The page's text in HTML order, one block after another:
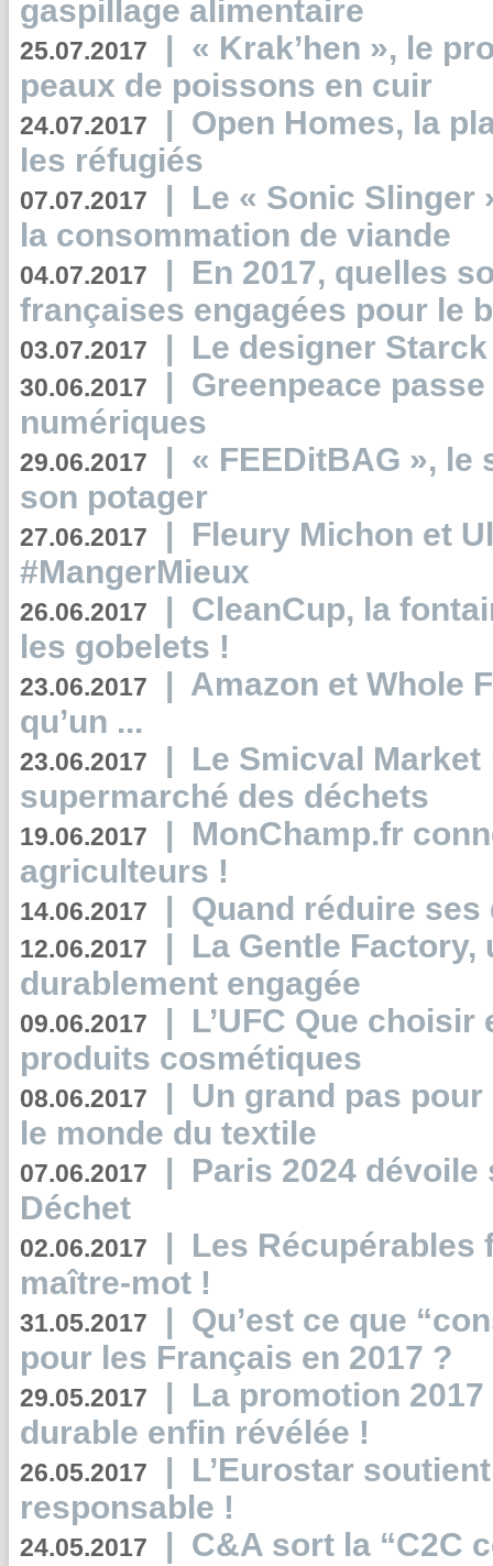
gaspillage alimentaire
25.07.2017 | « Krak’hen », le
peaux de poissons en cuir
24.07.2017 | Open Homes, la
les réfugiés
07.07.2017 | Le « Sonic Slinger
la consommation de viande
04.07.2017 | En 2017, quelles
françaises engagées pour le
03.07.2017 | Le designer
30.06.2017 | Greenpeace
numériques
29.06.2017 | « FEEDitBAG », le
son potager
27.06.2017 | Fleury Michon et
#MangerMieux
26.06.2017 | CleanCup, la
les gobelets !
23.06.2017 | Amazon et Whole
qu’un ...
23.06.2017 | Le Smicval
supermarché des déchets
19.06.2017 | MonChamp.fr
agriculteurs !
14.06.2017 | Quand réduire
12.06.2017 | La Gentle
durablement engagée
09.06.2017 | L’UFC Que
produits cosmétiques
08.06.2017 | Un grand pas
le monde du textile
07.06.2017 | Paris 2024
Déchet
02.06.2017 | Les Récupérables
maître-mot !
31.05.2017 | Qu’est ce que
pour les Français en 2017 ?
29.05.2017 | La promotion
durable enfin révélée !
26.05.2017 | L’Eurostar
responsable !
24.05.2017 | C&A sort la “C2C